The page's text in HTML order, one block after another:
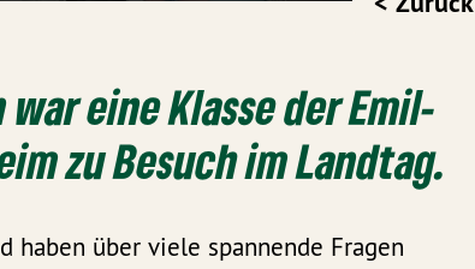
eine Klasse der Emil-
zu Besuch im Landtag.
haben über viele spannende Fragen